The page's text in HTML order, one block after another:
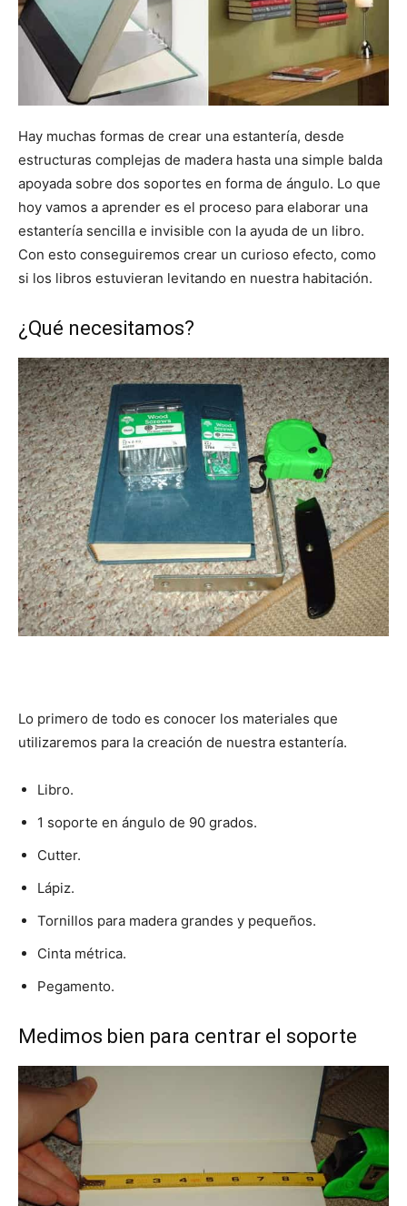
Hay muchas formas de crear una estantería, desde
estructuras complejas de madera hasta una simple balda
apoyada sobre dos soportes en forma de ángulo. Lo que
hoy vamos a aprender es el proceso para elaborar una
estantería sencilla e invisible con la ayuda de un libro.
Con esto conseguiremos crear un curioso efecto, como
si los libros estuvieran levitando en nuestra habitación.
¿Qué necesitamos?
Lo primero de todo es conocer los materiales que
utilizaremos para la creación de nuestra estantería.
Libro.
1 soporte en ángulo de 90 grados.
Cutter.
Lápiz.
Tornillos para madera grandes y pequeños.
Cinta métrica.
Pegamento.
Medimos bien para centrar el soporte